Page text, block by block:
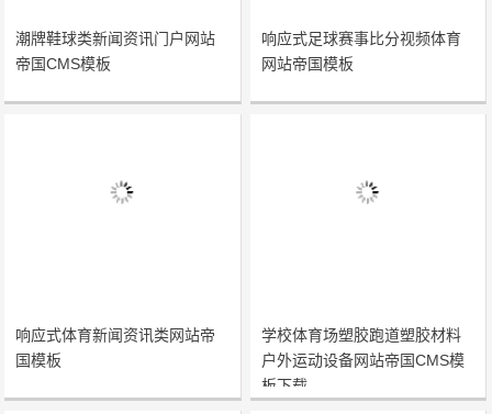
潮牌鞋球类新闻资讯门户网站
帝国CMS模板
响应式足球赛事比分视频体育
网站帝国模板
响应式体育新闻资讯类网站帝
国模板
学校体育场塑胶跑道塑胶材料
户外运动设备网站帝国CMS模
板下载